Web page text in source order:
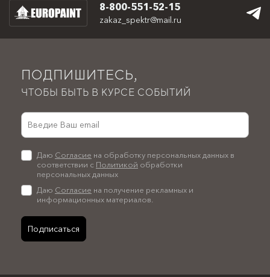
8-800-551-52-15
zakaz_spektr@mail.ru
ПОДПИШИТЕСЬ,
ЧТОБЫ БЫТЬ В КУРСЕ СОБЫТИЙ
Даю Согласие на обработку персональных данных в
соответствии с Политикой обработки
персональных данных
Даю Согласие на получение рекламных и
информационных материалов.
Подписаться